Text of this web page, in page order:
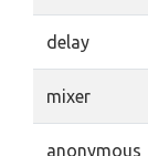
delay
mixer
anonymous